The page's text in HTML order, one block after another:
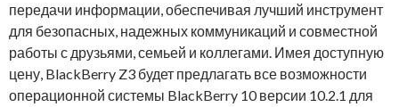
передачи информации, обеспечивая лучший инструмент
для безопасных, надежных коммуникаций и совместной
работы с друзьями, семьей и коллегами. Имея доступную
цену, BlackBerry Z3 будет предлагать все возможности
операционной системы BlackBerry 10 версии 10.2.1 для